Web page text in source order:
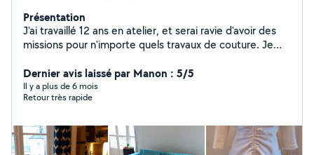
Présentation
J'ai travaillé 12 ans en atelier, et serai ravie d'avoir des
missions pour n'importe quels travaux de couture. Je
ainsi que d'une surjeteuse. Disponible, ponctuelle,
sérieuse, mobile et arrangeante, vous pourrez toujours
compter sur moi une fois la mission acceptée. Merci à
Dernier avis laissé par Manon : 5/5
Il y a plus de 6 mois
Retour très rapide